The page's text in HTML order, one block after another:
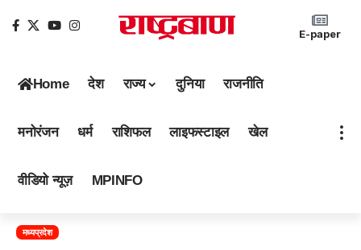
E-paper
Home देश राज्य दुनिया राजनीति
मनोरंजन धर्म राशिफल लाइफस्टाइल खेल
वीडियो न्यूज़ MPINFO
मध्यप्रदेश